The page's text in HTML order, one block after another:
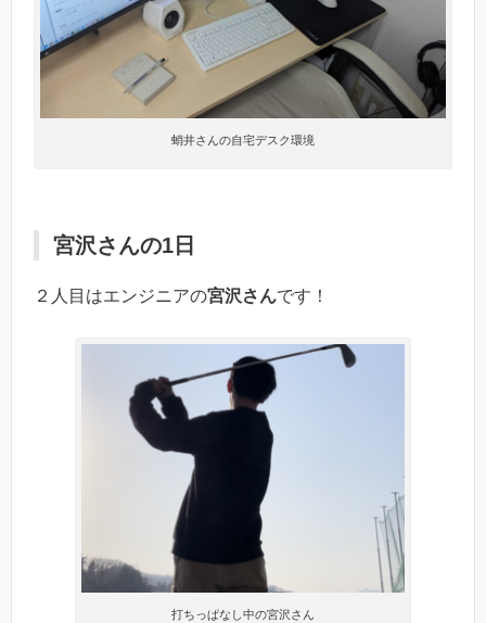
蛸井さんの自宅デスク環境
宮沢さんの1日
２人目はエンジニアの宮沢さんです！
打ちっぱなし中の宮沢さん